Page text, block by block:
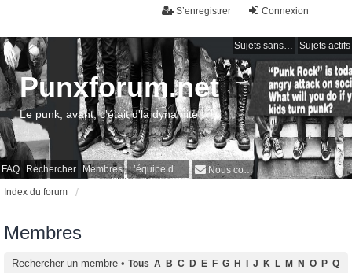
Connexion
S’enregistrer
Sujets sans réponse Sujets actifs
FAQ Rechercher Membres L’équipe du forum Nous contacter
Punxforum.net
Le punk, avant, c'était d'la dynamite !
Index du forum
Membres
Rechercher un membre • Tous A B C D E F G H J K L M N O P Q